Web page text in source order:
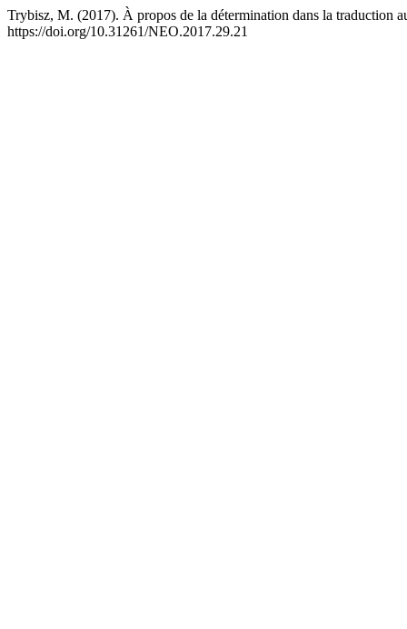
Trybisz, M. (2017). À propos de la détermination dans la traduction
https://doi.org/10.31261/NEO.2017.29.21